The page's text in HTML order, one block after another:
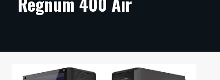
ARTIKKELIT
TECHBBS
TIETOA